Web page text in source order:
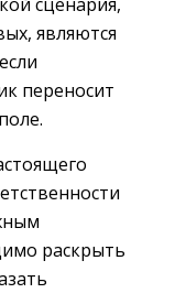
являются
переносит
раскрыть